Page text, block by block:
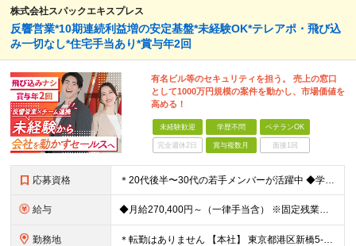
株式会社スパックエキスプレス
反響営業*10期連続利益増の安定基盤*未経験OK*テレアポ・飛び込
み一切なし*住宅手当あり*賞与年2回
有名ビル等のセキュリティを担う。 売上の窓口
として1000万円規模の案件を動かし、市場価値を
高める！
未経験歓迎 学歴不問 ベテランOK
完全週休2日 賞与複数月 面接1回
応募資格 ＊20代後半〜30代の若手メンバーが活躍中 ◆学歴不問 ◆未経験歓迎 ★求める人物像： ◎人の話を素直に聞き、柔軟に吸収できる方 ◎周りの意見を参考に、自分で工夫して取り組める方 ◎未経験から一生
給与 ◆月給270,400円～（一律手当含） ※固定残業代50,050円／30H含む。超過分別途支給。 ※試用期間3ヶ月あり └試用期間中の月給250,660円（固定残業代45,850円／29H含む） └各
勤務地 ＊転勤はありません 【本社】 東京都港区新橋5-34-3 栄進開発ビル3階 (変更の範囲)上記を除く当社関連勤務地